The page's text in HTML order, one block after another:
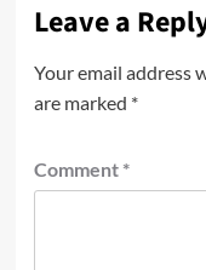
Leave a
Your email address
are marked *
Comment *